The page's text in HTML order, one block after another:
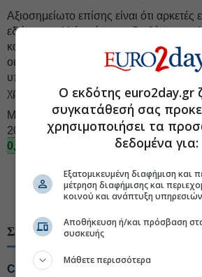
Αξιοσημείωτο επίσης είναι ότι αρκετές
εδώ και πολλά χρόνια να διαθέτουν
καθαρό ταμείο (συχνά αυξανόμενο από
οι θετικές ελεύθερες ταμειακές ροές
υπερακοντίζουν τις χρηματικές εκροές
χρηματικές διανομές προς τους
Μετά την απόφαση για πώληση του
2026 διαθέτει θετικό καθαρό ταμείο
0,00%
#Εισηγμένες Χρηματιστήριο
#Αποτελέσματα εισηγμένων
ΣΧΕΤΙΚΑ ΘΕΜΑΤΑ
CrediaBank: Ρεκόρ σε εκταμιεύσεις
Ο εκδότης euro2day.gr
συγκατάθεσή σας
χρησιμοποιήσει τα
δεδομένα για:
Εξατομικευμένη διαφήμιση και
μέτρηση διαφήμισης και
κοινού και ανάπτυξη υπηρεσιών
Αποθήκευση ή/και πρόσβαση
συσκευής
Μάθετε περισσότερα